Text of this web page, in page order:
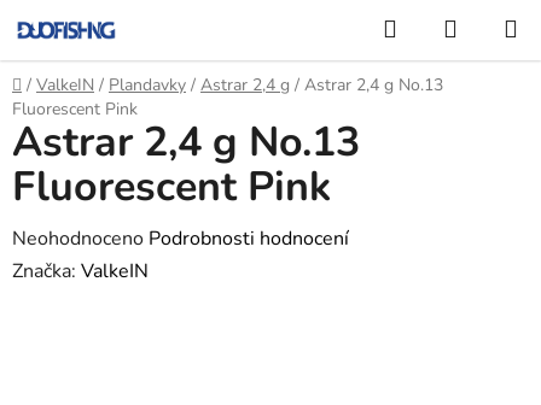
na
obsah
Hledat
KOŠÍK
Domů
/ ValkeIN / Plandavky / Astrar 2,4 g / Astrar 2,4 g No.13
Fluorescent Pink
Astrar 2,4 g No.13
Fluorescent Pink
Průměrné
hodnocení
Neohodnoceno Podrobnosti hodnocení
Značka: ValkeIN